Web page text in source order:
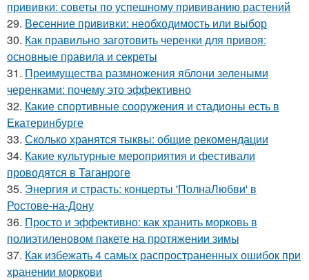
прививки: советы по успешному прививанию растений
29. Весенние прививки: необходимость или выбор
30. Как правильно заготовить черенки для привоя:
основные правила и секреты
31. Преимущества размножения яблони зелеными
черенками: почему это эффективно
32. Какие спортивные сооружения и стадионы есть в
Екатеринбурге
33. Сколько хранятся тыквы: общие рекомендации
34. Какие культурные мероприятия и фестивали
проводятся в Таганроге
35. Энергия и страсть: концерты 'ПолнаЛюбви' в
Ростове-на-Дону
36. Просто и эффективно: как хранить морковь в
полиэтиленовом пакете на протяжении зимы
37. Как избежать 4 самых распространенных ошибок при
хранении моркови